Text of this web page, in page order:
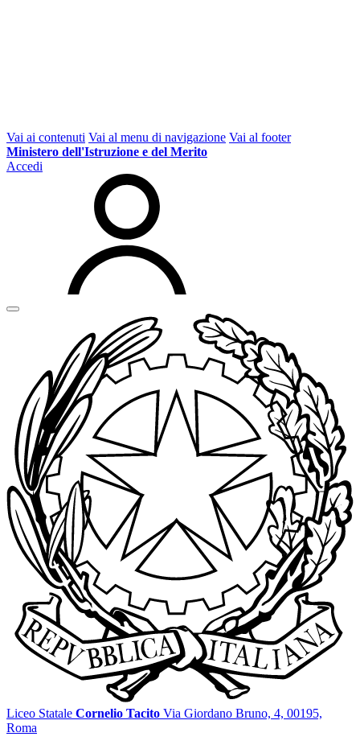
Vai ai contenuti Vai al menu di navigazione Vai al footer
Ministero dell'Istruzione e del Merito
Accedi
Liceo Statale Cornelio Tacito Via Giordano Bruno, 4, 00195,
Roma